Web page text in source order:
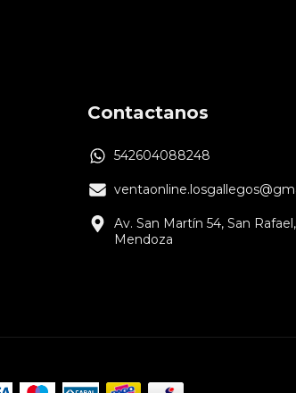
Contactanos
542604088248
Av. San Martín 54, San Rafael,
Mendoza